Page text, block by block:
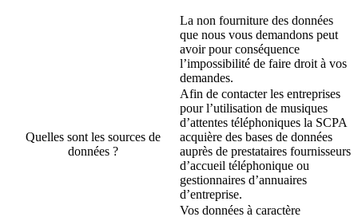
La non fourniture des données
que nous vous demandons peut
avoir pourconséquence
l’impossibilité de faire droit à vos
demandes.
Quelles sont les sources de
données ?
Afin de contacter les entreprises
pour l’utilisation de musiques
d’attentes téléphoniques la SCPA
acquière des bases de données
auprès de prestataires fournisseurs
d’accueil téléphonique ou
gestionnaires d’annuaires
d’entreprise.
Vos données à caractère